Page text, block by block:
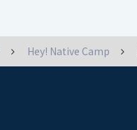
Hey! Native Camp